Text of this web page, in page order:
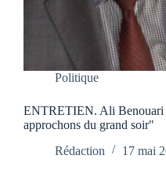
Politique
ENTRETIEN. Ali Benouari
approchons du grand soir"
Rédaction
17 mai